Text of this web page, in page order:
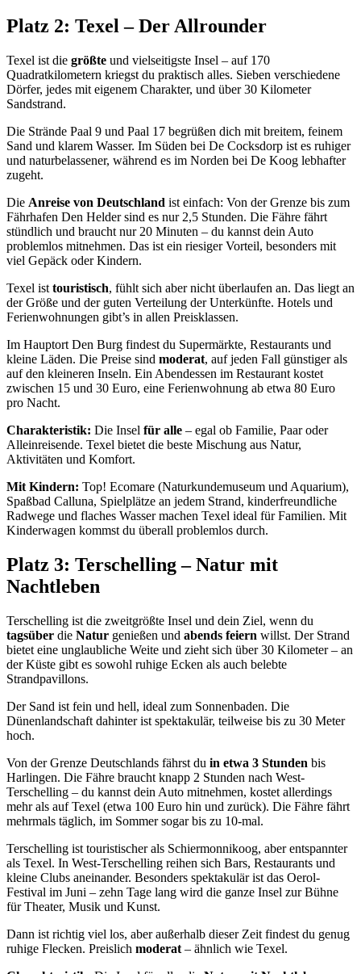
Platz 2: Texel – Der Allrounder
Texel ist die größte und vielseitigste Insel – auf 170
Quadratkilometern kriegst du praktisch alles. Sieben verschiedene
Dörfer, jedes mit eigenem Charakter, und über 30 Kilometer
Sandstrand.
Die Strände Paal 9 und Paal 17 begrüßen dich mit breitem, feinem
Sand und klarem Wasser. Im Süden bei De Cocksdorp ist es ruhiger
und naturbelassener, während es im Norden bei De Koog lebhafter
zugeht.
Die Anreise von Deutschland ist einfach: Von der Grenze bis zum
Fährhafen Den Helder sind es nur 2,5 Stunden. Die Fähre fährt
stündlich und braucht nur 20 Minuten – du kannst dein Auto
problemlos mitnehmen. Das ist ein riesiger Vorteil, besonders mit
viel Gepäck oder Kindern.
Texel ist touristisch, fühlt sich aber nicht überlaufen an. Das liegt an
der Größe und der guten Verteilung der Unterkünfte. Hotels und
Ferienwohnungen gibt’s in allen Preisklassen.
Im Hauptort Den Burg findest du Supermärkte, Restaurants und
kleine Läden. Die Preise sind moderat, auf jeden Fall günstiger als
auf den kleineren Inseln. Ein Abendessen im Restaurant kostet
zwischen 15 und 30 Euro, eine Ferienwohnung ab etwa 80 Euro
pro Nacht.
Charakteristik: Die Insel für alle – egal ob Familie, Paar oder
Alleinreisende. Texel bietet die beste Mischung aus Natur,
Aktivitäten und Komfort.
Mit Kindern: Top! Ecomare (Naturkundemuseum und Aquarium),
Spaßbad Calluna, Spielplätze an jedem Strand, kinderfreundliche
Radwege und flaches Wasser machen Texel ideal für Familien. Mit
Kinderwagen kommst du überall problemlos durch.
Platz 3: Terschelling – Natur mit
Nachtleben
Terschelling ist die zweitgrößte Insel und dein Ziel, wenn du
tagsüber die Natur genießen und abends feiern willst. Der Strand
bietet eine unglaubliche Weite und zieht sich über 30 Kilometer – an
der Küste gibt es sowohl ruhige Ecken als auch belebte
Strandpavillons.
Der Sand ist fein und hell, ideal zum Sonnenbaden. Die
Dünenlandschaft dahinter ist spektakulär, teilweise bis zu 30 Meter
hoch.
Von der Grenze Deutschlands fährst du in etwa 3 Stunden bis
Harlingen. Die Fähre braucht knapp 2 Stunden nach West-
Terschelling – du kannst dein Auto mitnehmen, kostet allerdings
mehr als auf Texel (etwa 100 Euro hin und zurück). Die Fähre fährt
mehrmals täglich, im Sommer sogar bis zu 10-mal.
Terschelling ist touristischer als Schiermonnikoog, aber entspannter
als Texel. In West-Terschelling reihen sich Bars, Restaurants und
kleine Clubs aneinander. Besonders spektakulär ist das Oerol-
Festival im Juni – zehn Tage lang wird die ganze Insel zur Bühne
für Theater, Musik und Kunst.
Dann ist richtig viel los, aber außerhalb dieser Zeit findest du genug
ruhige Flecken. Preislich moderat – ähnlich wie Texel.